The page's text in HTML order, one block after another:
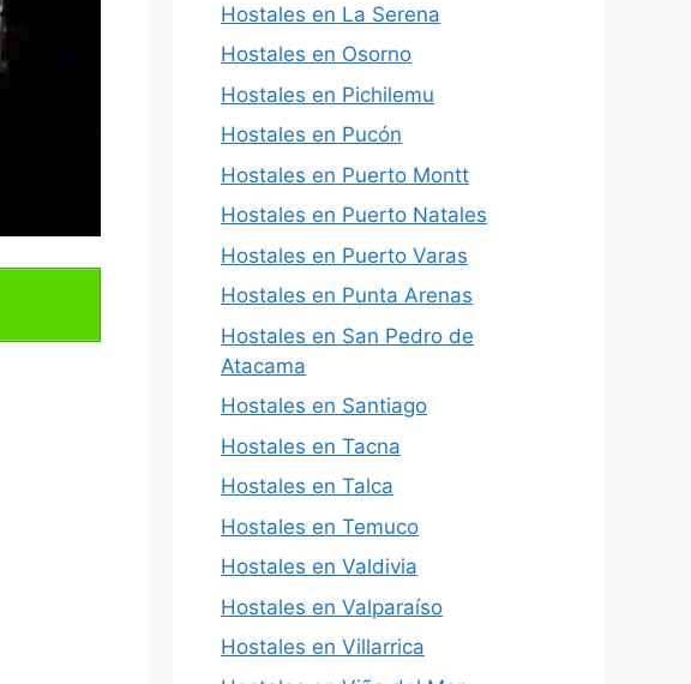
Hostales en La Serena
Hostales en Osorno
Hostales en Pichilemu
Hostales en Pucón
Hostales en Puerto Montt
Hostales en Puerto Natales
Hostales en Puerto Varas
Hostales en Punta Arenas
Hostales en San Pedro de
Atacama
Hostales en Santiago
Hostales en Tacna
Hostales en Talca
Hostales en Temuco
Hostales en Valdivia
Hostales en Valparaíso
Hostales en Villarrica